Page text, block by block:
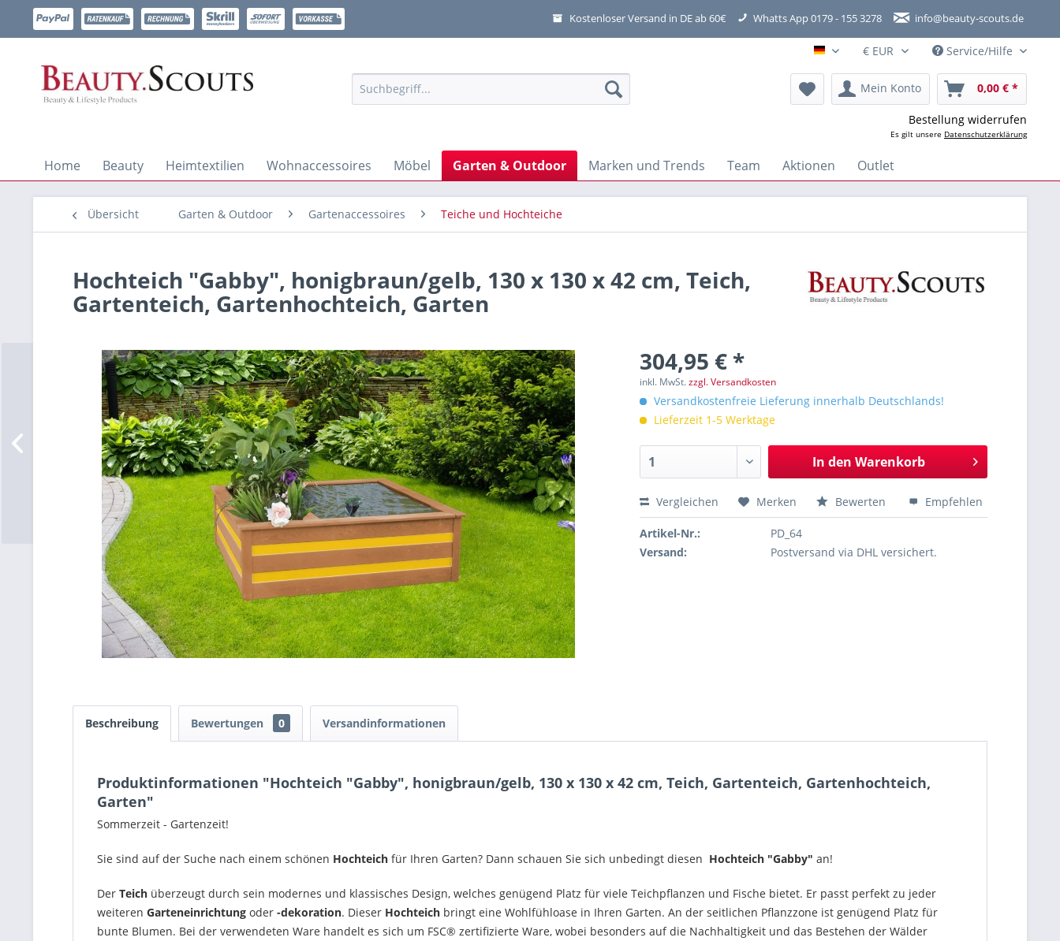
Kostenloser Versand in DE ab 60€ Whatts App 0179 - 155 3278 info@beauty-scouts.de
Hauptshop Deutsch Service/Hilfe
Mein Konto 0,00 € *
Bestellung widerrufen
Es gilt unsere Datenschutzerklärung
Home Beauty Heimtextilien Wohnaccessoires Möbel Garten & Outdoor Marken und Trends Team Aktionen Outlet
Übersicht Garten & Outdoor Gartenaccessoires Teiche und Hochteiche
Hochteich "Gabby", honigbraun/gelb, 130 x 130 x 42 cm, Teich,
Gartenteich, Gartenhochteich, Garten
304,95 € *
inkl. MwSt.zzgl. Versandkosten
Versandkostenfreie Lieferung innerhalb Deutschlands!
Lieferzeit 1-5 Werktage
In den Warenkorb
Vergleichen Merken Bewerten Empfehlen
Artikel-Nr.:
PD_64
Versand:
Postversand via DHL versichert.
Beschreibung Bewertungen 0 Versandinformationen
Produktinformationen "Hochteich "Gabby", honigbraun/gelb, 130 x 130 x 42 cm, Teich, Gartenteich, Gartenhochteich,
Garten"
Sommerzeit - Gartenzeit!
Sie sind auf der Suche nach einem schönen Hochteich für Ihren Garten? Dann schauen Sie sich unbedingt diesen Hochteich "Gabby" an!
Der Teich überzeugt durch sein modernes und klassisches Design, welches genügend Platz für viele Teichpflanzen und Fische bietet. Er passt perfekt zu jeder
weiteren Garteneinrichtung oder -dekoration. Dieser Hochteich bringt eine Wohlfühloase in Ihren Garten. An der seitlichen Pflanzzone ist genügend Platz für
bunte Blumen. Bei der verwendeten Ware handelt es sich um FSC® zertifizierte Ware, wobei besonders auf die Nachhaltigkeit und das Bestehen der Wälder